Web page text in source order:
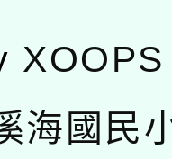
XOOPS
海國民